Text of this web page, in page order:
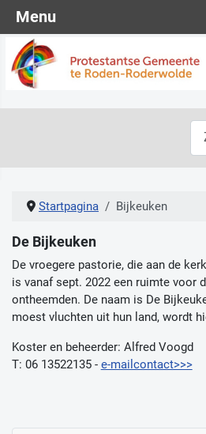
Startpagina Bijkeuken
De Bijkeuken
De vroegere pastorie, die aan de
is vanaf sept. 2022 een ruimte voor
ontheemden. De naam is De
moest vluchten uit hun land, wordt
Koster en beheerder: Alfred Voogd
T: 06 13522135 - e-mailcontact>>>
Menu